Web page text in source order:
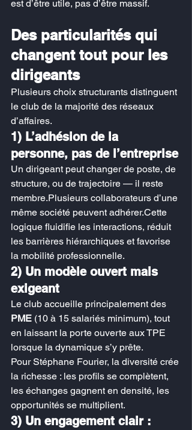
est d’être utile, pas d’être massif.
Des particularités qui
changent tout pour les
dirigeants
Plusieurs choix structurants distinguent
le club de la majorité des réseaux
d’affaires.
1) L’adhésion de la
personne, pas de l’entreprise
Un dirigeant peut changer de poste, de
structure, ou de trajectoire — il reste
membre.Plusieurs collaborateurs d’une
même société peuvent adhérer.Cette
logique fluidifie les interactions, réduit
les barrières hiérarchiques et favorise
la mobilité professionnelle.
2) Un modèle ouvert mais
exigeant
Le club accueille principalement des
PME (10 à 15 salariés minimum), tout
en laissant la porte ouverte aux TPE
lorsque la dynamique s’y prête.
Pour Stéphane Fourier, la diversité crée
la richesse : les profils se complètent,
les échanges gagnent en densité, les
opportunités se multiplient.
3) Un engagement clair :